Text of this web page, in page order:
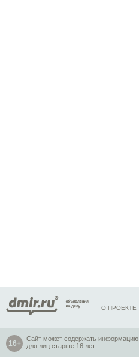
О ПРОЕКТЕ
Сайт может содержать информацию
для лиц старше 16 лет